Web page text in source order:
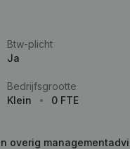
Btw-plicht
Ja
Bedrijfsgrootte
Klein
0 FTE
overig